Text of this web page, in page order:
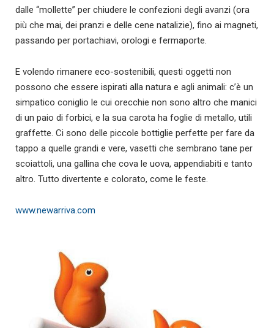
dalle “mollette” per chiudere le confezioni degli avanzi (ora
più che mai, dei pranzi e delle cene natalizie), fino ai magneti,
passando per portachiavi, orologi e fermaporte.
E volendo rimanere eco-sostenibili, questi oggetti non
possono che essere ispirati alla natura e agli animali: c’è un
simpatico coniglio le cui orecchie non sono altro che manici
di un paio di forbici, e la sua carota ha foglie di metallo, utili
graffette. Ci sono delle piccole bottiglie perfette per fare da
tappo a quelle grandi e vere, vasetti che sembrano tane per
scoiattoli, una gallina che cova le uova, appendiabiti e tanto
altro. Tutto divertente e colorato, come le feste.
www.newarriva.com